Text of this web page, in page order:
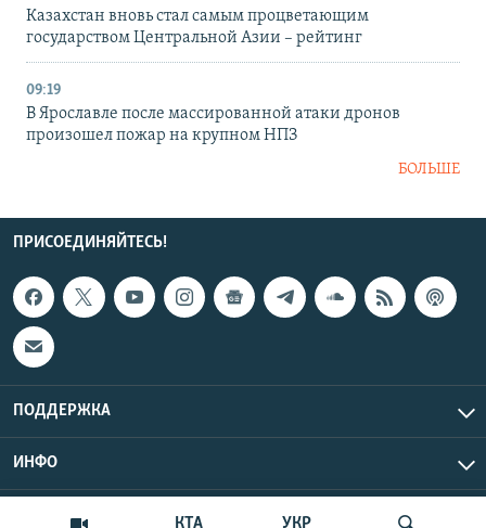
КТА УКР
Казахстан вновь стал самым процветающим
государством Центральной Азии – рейтинг
09:19
В Ярославле после массированной атаки дронов
произошел пожар на крупном НПЗ
БОЛЬШЕ
ПРИСОЕДИНЯЙТЕСЬ!
ПОДДЕРЖКА
ИНФО
Copyright Крым.Реалии, 2026 | Все права защищены.
UTC+3